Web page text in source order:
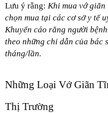
Lưu ý rằng: Khi mua vớ giãn
chọn mua tại các cơ sở y tế
Khuyến cáo rằng người
theo những chỉ dẫn của bác
tháng/lần.
Những Loại Vớ Giãn
Thị Trường